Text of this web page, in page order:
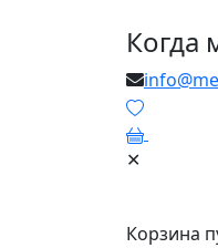
Когда
✕
Корзина